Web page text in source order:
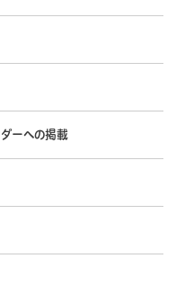
ーへの掲載